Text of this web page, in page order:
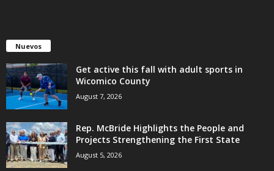
Nuevos
Get active this fall with adult sports in
Wicomico County
August 7, 2026
Rep. McBride Highlights the People and
Projects Strengthening the First State
August 5, 2026